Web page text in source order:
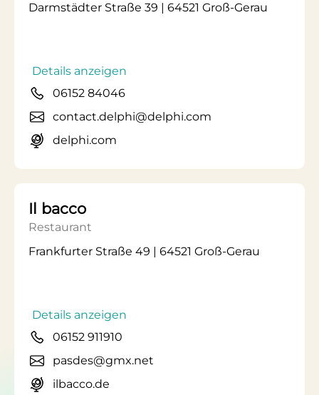
Darmstädter Straße 39 | 64521 Groß-Gerau
Details anzeigen
06152 84046
contact.delphi@delphi.com
delphi.com
Il bacco
Restaurant
Frankfurter Straße 49 | 64521 Groß-Gerau
Details anzeigen
06152 911910
pasdes@gmx.net
ilbacco.de